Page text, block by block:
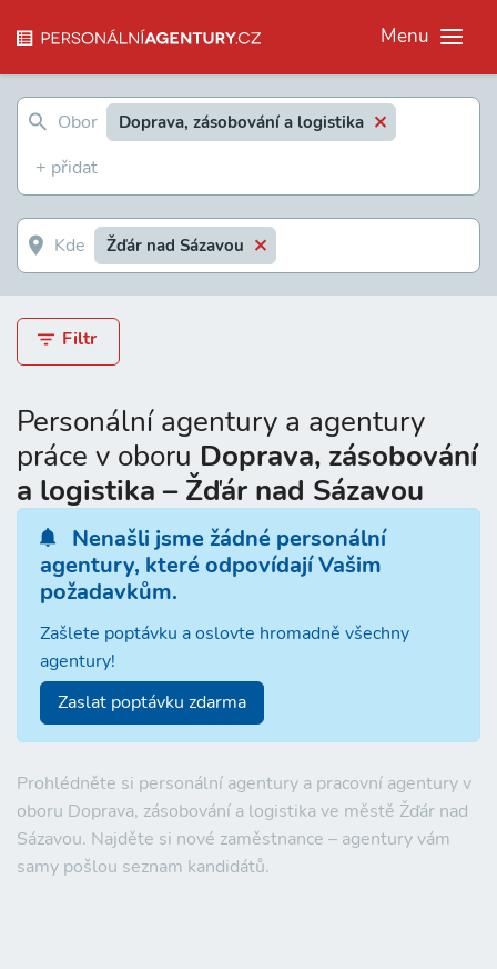
Menu
Doprava, zásobování a logistika
Žďár nad Sázavou
Filtr
Personální agentury a agentury
práce v oboru Doprava, zásobování
a logistika – Žďár nad Sázavou
Prohlédněte si personální agentury a pracovní agentury v
oboru Doprava, zásobování a logistika ve městě Žďár nad
Sázavou. Najděte si nové zaměstnance – agentury vám
samy pošlou seznam kandidátů.
Nenašli jsme žádné personální
agentury, které odpovídají Vašim
požadavkům.
Zašlete poptávku a oslovte hromadně všechny
agentury!
Zaslat poptávku zdarma